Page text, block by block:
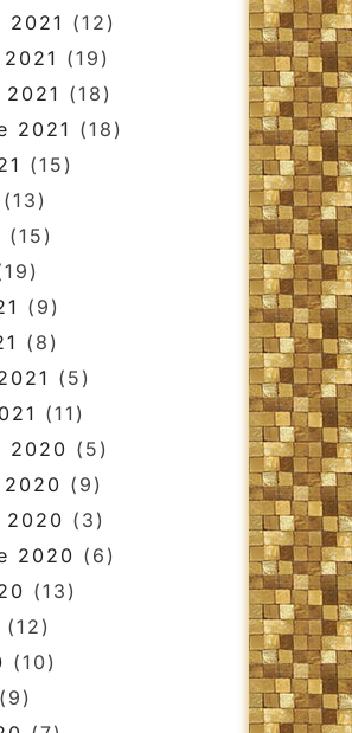
2021 (12)
(19)
(18)
2021 (18)
(15)
(13)
(15)
(9)
(8)
(5)
(11)
2020 (5)
(9)
2020 (3)
2020 (6)
(13)
(12)
(10)
(9)